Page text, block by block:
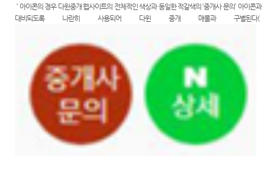
’ 아이콘의 경우 다윈중개 웹사이트의 전체적인 색상과 동일한 적갈색의‘중개사 문의’ 아이콘과
대비되도록 나란히 사용되어 다윈 중개 매물과 구별된다(